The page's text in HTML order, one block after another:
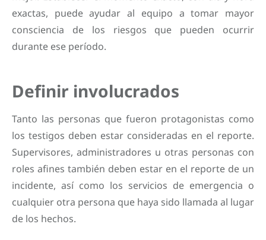
exactas, puede ayudar al equipo a tomar mayor
consciencia de los riesgos que pueden ocurrir
durante ese período.
Definir involucrados
Tanto las personas que fueron protagonistas como
los testigos deben estar consideradas en el reporte.
Supervisores, administradores u otras personas con
roles afines también deben estar en el reporte de un
incidente, así como los servicios de emergencia o
cualquier otra persona que haya sido llamada al lugar
de los hechos.